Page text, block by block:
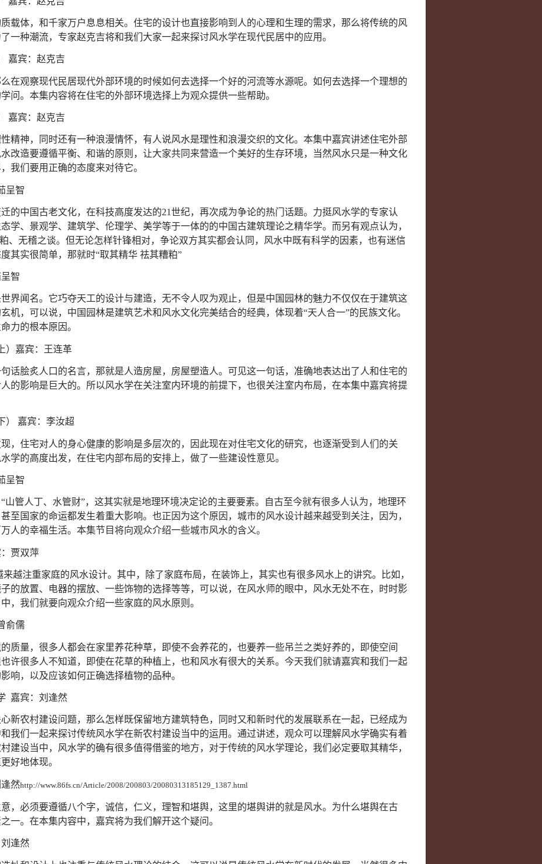
载体，和千家万户息息相关。住宅的设计也直接影响到人的心理和生理的需求，那么将传统的风
一种潮流，专家赵克吉将和我们大家一起来探讨风水学在现代民居中的应用。
嘉宾：赵克吉
在观察现代民居现代外部环境的时候如何去选择一个好的河流等水源呢。如何去选择一个理想的
问。本集内容将在住宅的外部环境选择上为观众提供一些帮助。
嘉宾：赵克吉
精神，同时还有一种浪漫情怀，有人说风水是理性和浪漫交织的文化。本集中嘉宾讲述住宅外部
改造要遵循平衡、和谐的原则，让大家共同来营造一个美好的生存环境，当然风水只是一种文化
我们要用正确的态度来对待它。
呈智
的中国古老文化，在科技高度发达的21世纪，再次成为争论的热门话题。力挺风水学的专家认
学、景观学、建筑学、伦理学、美学等于一体的的中国古建筑理论之精华学。而另有观点认为，
、无稽之谈。但无论怎样针锋相对，争论双方其实都会认同，风水中既有科学的因素，也有迷信
其实很简单，那就时“取其精华 祛其糟粕”
智
界闻名。它巧夺天工的设计与建造，无不令人叹为观止，但是中国园林的魅力不仅仅在于建筑这
机，可以说，中国园林是建筑艺术和风水文化完美结合的经典，体现着“天人合一”的民族文化。
力的根本原因。
）嘉宾：王连革
话脍炙人口的名言，那就是人造房屋，房屋塑造人。可见这一句话，准确地表达出了人和住宅的
的影响是巨大的。所以风水学在关注室内环境的前提下，也很关注室内布局，在本集中嘉宾将提
） 嘉宾：李汝超
，住宅对人的身心健康的影响是多层次的，因此现在对住宅文化的研究，也逐渐受到人们的关
学的高度出发，在住宅内部布局的安排上，做了一些建设性意见。
呈智
山管人丁、水管财”，这其实就是地理环境决定论的主要要素。自古至今就有很多人认为，地理环
至国家的命运都发生着重大影响。也正因为这个原因，城市的风水设计越来越受到关注，因为，
人的幸福生活。本集节目将向观众介绍一些城市风水的含义。
贾双萍
越注重家庭的风水设计。其中，除了家庭布局，在装饰上，其实也有很多风水上的讲究。比如，
的放置、电器的摆放、一些饰物的选择等等，可以说，在风水师的眼中，风水无处不在，时时影
，我们就要向观众介绍一些家庭的风水原则。
俞儒
质量，很多人都会在家里养花种草，即使不会养花的，也要养一些吊兰之类好养的，即使空间
许很多人不知道，即使在花草的种植上，也和风水有很大的关系。今天我们就请嘉宾和我们一起
响，以及应该如何正确选择植物的品种。
嘉宾：刘逢然
新农村建设问题，那么怎样既保留地方建筑特色，同时又和新时代的发展联系在一起，已经成为
我们一起来探讨传统风水学在新农村建设当中的运用。通过讲述，观众可以理解风水学确实有着
建设当中，风水学的确有很多值得借鉴的地方，对于传统的风水学理论，我们必定要取其精华，
好地体现。
然http://www.86fs.cn/Article/2008/200803/20080313185129_1387.html
，必须要遵循八个字，诚信，仁义，理智和堪舆，这里的堪舆讲的就是风水。为什么堪舆在古
一。在本集内容中，嘉宾将为我们解开这个疑问。
逢然